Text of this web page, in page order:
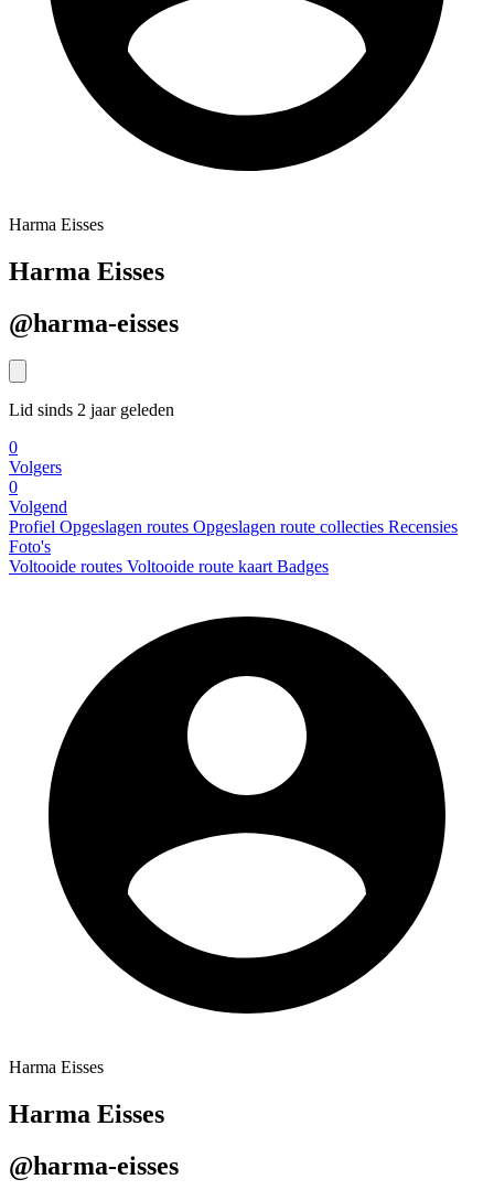
Harma Eisses
Harma Eisses
@harma-eisses
Lid sinds 2 jaar geleden
0
Volgers
0
Volgend
Profiel Opgeslagen routes Opgeslagen route collecties Recensies
Foto's
Voltooide routes Voltooide route kaartBadges
Harma Eisses
Harma Eisses
@harma-eisses